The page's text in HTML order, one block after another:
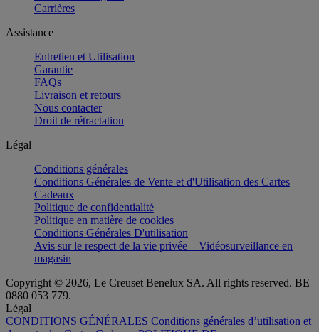
Carrières
Assistance
Entretien et Utilisation
Garantie
FAQs
Livraison et retours
Nous contacter
Droit de rétractation
Légal
Conditions générales
Conditions Générales de Vente et d'Utilisation des Cartes
Cadeaux
Politique de confidentialité
Politique en matière de cookies
Conditions Générales D'utilisation
Avis sur le respect de la vie privée – Vidéosurveillance en
magasin
Copyright © 2026, Le Creuset Benelux SA. All rights reserved. BE
0880 053 779.
Légal
CONDITIONS GÉNÉRALES Conditions générales d’utilisation et